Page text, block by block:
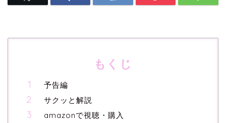
もくじ
予告編
サクッと解説
amazonで視聴・購入